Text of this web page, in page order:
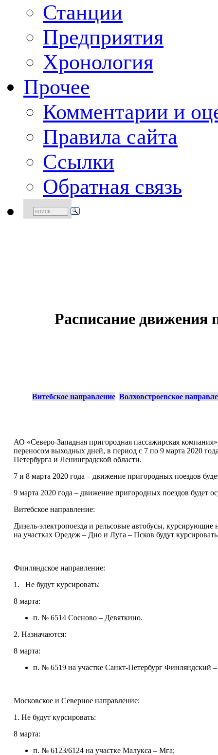
Станции
Предприятия
Хронология
Прочее
Комментарии и
Правила сайта
Ссылки
Обратная связь
Расписание движения
Витебское направление Волховстроевское
АО «Северо-Западная пригородная пассажирская
переносом выходных дней, в период с 7 по 9 марта 2020
Петербурга и Ленинградской области.
7 и 8 марта 2020 года – движение пригородных поездов
9 марта 2020 года – движение пригородных поездов будет
Витебское направление:
Дизель-электропоезда и рельсовые автобусы,
на участках Оредеж – Дно и Луга – Псков будут
Финляндское направление:
1. Не будут курсировать:
8 марта:
п. № 6514 Сосново – Девяткино.
2. Назначаются:
8 марта:
п. № 6519 на участке Санкт-Петербург Финляндский
Московское и Северное направление:
1. Не будут курсировать:
8 марта:
п. № 6123/6124 на участке Малукса – Мга;